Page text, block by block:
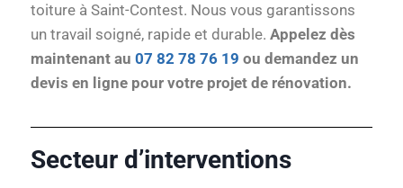
toiture à Saint-Contest. Nous vous garantissons
un travail soigné, rapide et durable. Appelez dès
maintenant au 07 82 78 76 19 ou demandez un
devis en ligne pour votre projet de rénovation.
Secteur d’interventions